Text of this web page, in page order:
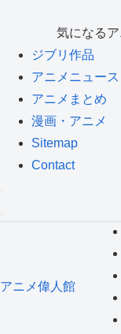
気になる
ジブリ作品
アニメニュース
アニメまとめ
漫画・アニメ
Sitemap
Contact
アニメ偉人館